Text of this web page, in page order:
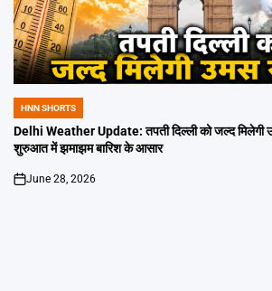
POSTED
IN
HNN SHORTS
Delhi Weather Update: तपती दिल्ली को जल्द मिलेगी
शुरुआत में झमाझम बारिश के आसार
on
June 28, 2026